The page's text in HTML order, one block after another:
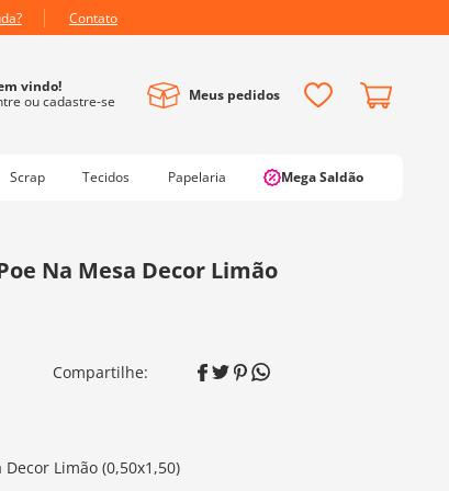
Contato
Meus pedidos
Scrap Tecidos Papelaria Mega Saldão
Na Mesa Decor Limão
Limão (0,50x1,50)